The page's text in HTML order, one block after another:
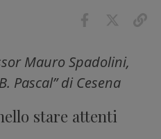
Mauro Spadolini,
Pascal” di Cesena
stare attenti